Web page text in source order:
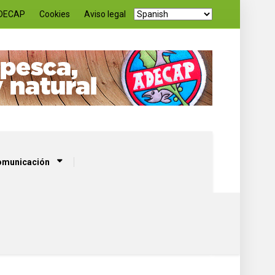
Cookies Aviso legal